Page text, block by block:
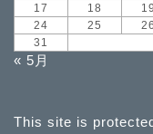
17
18 19
24
25 26
31
« 5月
This site is